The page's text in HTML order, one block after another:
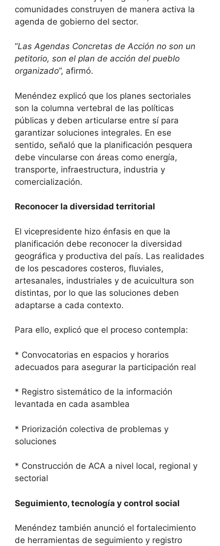
comunidades construyen de manera activa la
agenda de gobierno del sector.
“Las Agendas Concretas de Acción no son un
petitorio, son el plan de acción del pueblo
organizado”, afirmó.
Menéndez explicó que los planes sectoriales
son la columna vertebral de las políticas
públicas y deben articularse entre sí para
garantizar soluciones integrales. En ese
sentido, señaló que la planificación pesquera
debe vincularse con áreas como energía,
transporte, infraestructura, industria y
comercialización.
Reconocer la diversidad territorial
El vicepresidente hizo énfasis en que la
planificación debe reconocer la diversidad
geográfica y productiva del país. Las realidades
de los pescadores costeros, fluviales,
artesanales, industriales y de acuicultura son
distintas, por lo que las soluciones deben
adaptarse a cada contexto.
Para ello, explicó que el proceso contempla:
* Convocatorias en espacios y horarios
adecuados para asegurar la participación real
* Registro sistemático de la información
levantada en cada asamblea
* Priorización colectiva de problemas y
soluciones
* Construcción de ACA a nivel local, regional y
sectorial
Seguimiento, tecnología y control social
Menéndez también anunció el fortalecimiento
de herramientas de seguimiento y registro